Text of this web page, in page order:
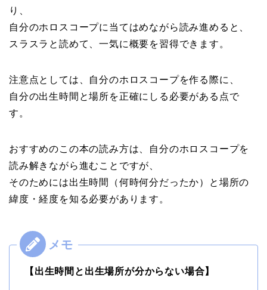
り、
自分のホロスコープに当てはめながら読み進めると、
スラスラと読めて、一気に概要を習得できます。
注意点としては、自分のホロスコープを作る際に、
自分の出生時間と場所を正確にしる必要がある点で
す。
おすすめのこの本の読み方は、自分のホロスコープを
読み解きながら進むことですが、
そのためには出生時間（何時何分だったか）と場所の
緯度・経度を知る必要があります。
【出生時間と出生場所が分からない場合】